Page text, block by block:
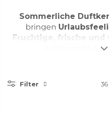
Sommerliche
bringen
Fruchtige, frische und
entspannte
Filter 36